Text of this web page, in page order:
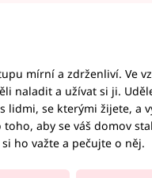
mírní a zdrženliví. Ve
naladit a užívat si ji.
lidmi, se kterými žijete, a
aby se váš domov
ho važte a pečujte o něj.